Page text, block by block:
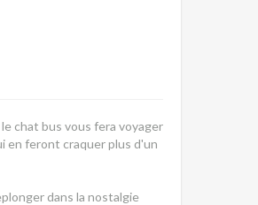
chat bus vous fera voyager
en feront craquer plus d'un
dans la nostalgie